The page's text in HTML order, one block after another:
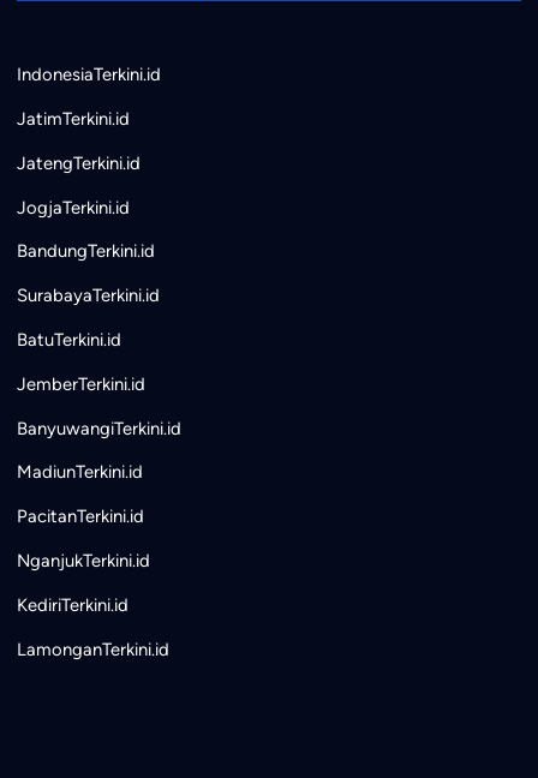
IndonesiaTerkini.id
JatimTerkini.id
JatengTerkini.id
JogjaTerkini.id
BandungTerkini.id
SurabayaTerkini.id
BatuTerkini.id
JemberTerkini.id
BanyuwangiTerkini.id
MadiunTerkini.id
PacitanTerkini.id
NganjukTerkini.id
KediriTerkini.id
LamonganTerkini.id